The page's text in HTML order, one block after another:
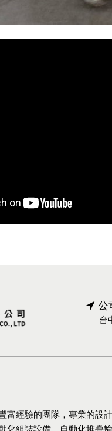
公
台
富經驗的團隊，專業的設
化組裝設備，自動化堆疊